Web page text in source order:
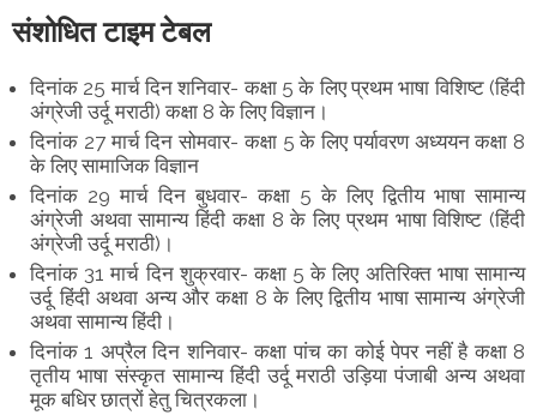
संशोधित टाइम टेबल
दिनांक 25 मार्च दिन शनिवार- कक्षा 5 के लिए प्रथम भाषा विशिष्ट (हिंदी
अंग्रेजी उर्दू मराठी) कक्षा 8 के लिए विज्ञान।
दिनांक 27 मार्च दिन सोमवार- कक्षा 5 के लिए पर्यावरण अध्ययन कक्षा 8
के लिए सामाजिक विज्ञान
दिनांक 29 मार्च दिन बुधवार- कक्षा 5 के लिए द्वितीय भाषा सामान्य
अंग्रेजी अथवा सामान्य हिंदी कक्षा 8 के लिए प्रथम भाषा विशिष्ट (हिंदी
अंग्रेजी उर्दू मराठी)।
दिनांक 31 मार्च दिन शुक्रवार- कक्षा 5 के लिए अतिरिक्त भाषा सामान्य
उर्दू हिंदी अथवा अन्य और कक्षा 8 के लिए द्वितीय भाषा सामान्य अंग्रेजी
अथवा सामान्य हिंदी।
दिनांक 1 अप्रैल दिन शनिवार- कक्षा पांच का कोई पेपर नहीं है कक्षा 8
तृतीय भाषा संस्कृत सामान्य हिंदी उर्दू मराठी उड़िया पंजाबी अन्य अथवा
मूक बधिर छात्रों हेतु चित्रकला।